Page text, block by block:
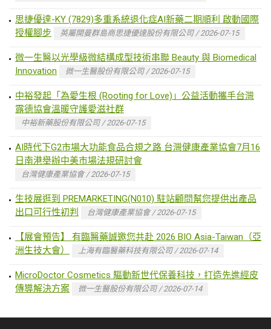
思捷優達-KY (7829)多重系統退化症AI新藥二期順利 啟動國際
授權腳步
英屬開曼群島商思捷優達股份有限公司 / 2026-07-15
微一生醫以光學級微結構成型技術串聯 Beauty 與 Biomedical
Innovation
微一生醫股份有限公司 / 2026-07-15
中裕發起「為愛生根 (Rooting for Love)」公益活動攜手台灣
露德協會溫暖守護愛滋社群
中裕新藥股份有限公司 / 2026-07-15
AI時代下G2市場大功能食品合規之路 台灣健康產業協會7月16
日南港舉辦中美市場法規研討會
台灣健康產業協會 / 2026-07-15
生技展逛到 PREMARKETING(N010) 駐站顧問幫您提供出產品
出口可行性初判
台灣健康產業協會 / 2026-07-15
【展會預告】 有臨醫藥誠邀您共赴 2026 BIO Asia-Taiwan（亞
洲生技大會）
上海有臨醫藥科技有限公司 / 2026-07-14
MicroDoctor Cosmetics 驅動新世代保養科技，打造先進經皮
傳導解決方案
微一生醫股份有限公司 / 2026-07-14